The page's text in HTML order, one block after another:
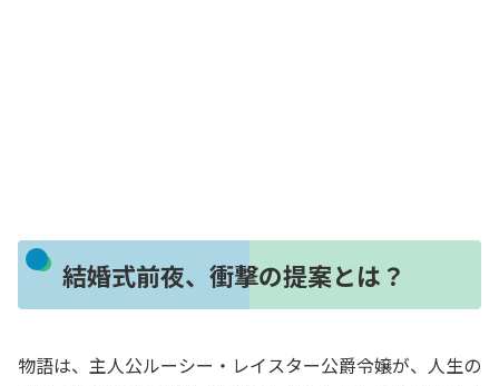
結婚式前夜、衝撃の提案とは？
物語は、主人公ルーシー・レイスター公爵令嬢が、人生の